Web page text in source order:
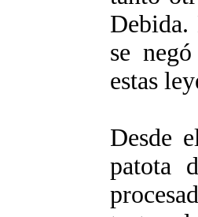
Debida.
se
estas
Desde
patota